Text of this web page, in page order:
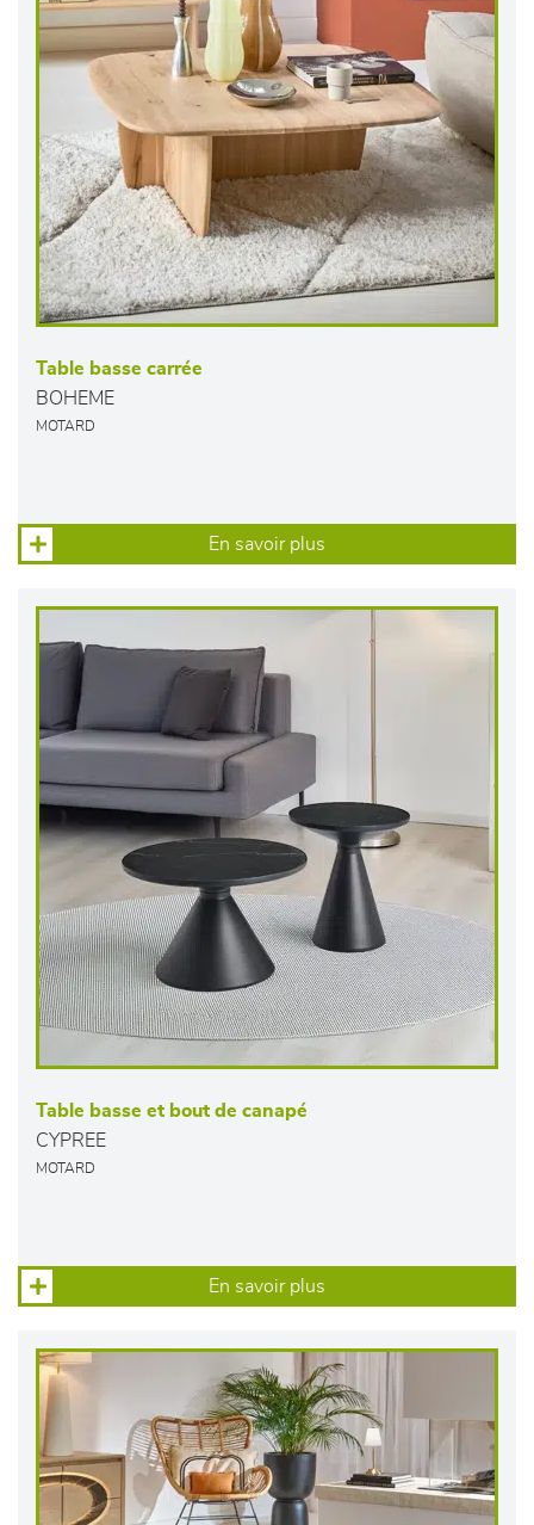
Table basse carrée
BOHEME
MOTARD
En savoir plus
Table basse et bout de canapé
CYPREE
MOTARD
En savoir plus